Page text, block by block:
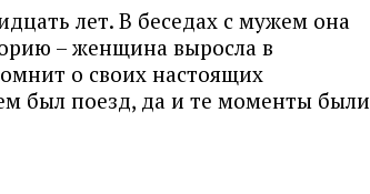
лет. В беседах с мужем она
– женщина выросла в
о своих настоящих
был поезд, да и те моменты были